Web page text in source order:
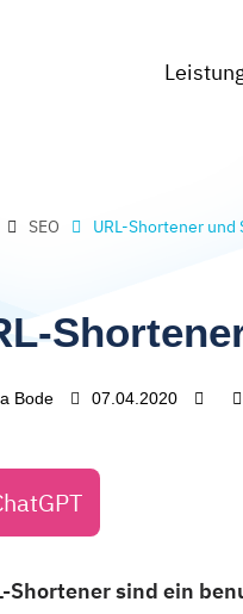
SEO URL-Shortener und
Bode 07.04.2020
Shortener sind ein